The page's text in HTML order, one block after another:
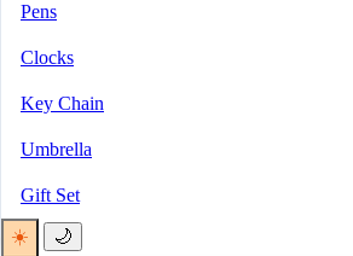
Pens
Clocks
Key Chain
Umbrella
Gift Set
☀️
🌙